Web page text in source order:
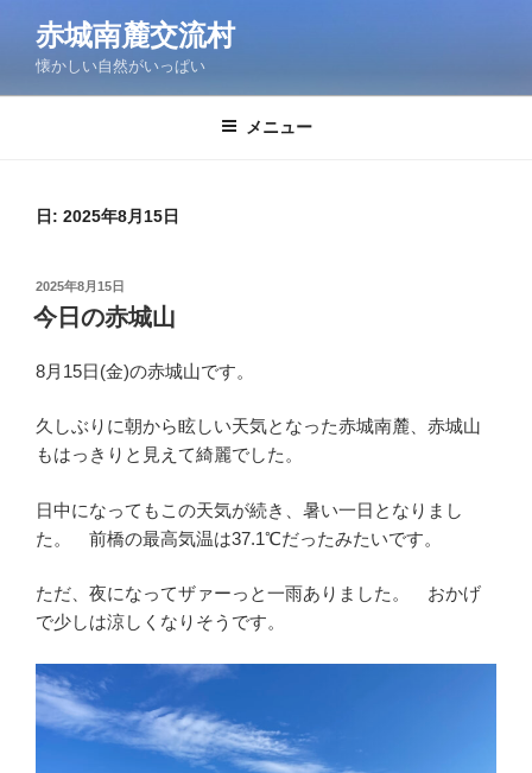
ン
赤城南麓交流村
懐かしい自然がいっぱい
メニュー
日: 2025年8月15日
投
稿
日:
2025年8月15日
今日の赤城山
8月15日(金)の赤城山です。
久しぶりに朝から眩しい天気となった赤城南麓、赤城山
もはっきりと見えて綺麗でした。
日中になってもこの天気が続き、暑い一日となりまし
た。 前橋の最高気温は37.1℃だったみたいです。
ただ、夜になってザァーっと一雨ありました。 おかげ
で少しは涼しくなりそうです。